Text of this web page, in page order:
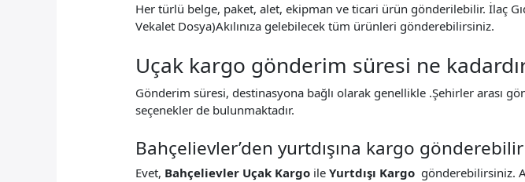
Her türlü belge, paket, alet, ekipman ve ticari ürün gönderilebilir. İlaç
Vekalet Dosya)Akılınıza gelebilecek tüm ürünleri gönderebilirsiniz.
Uçak kargo gönderim süresi ne
Gönderim süresi, destinasyona bağlı olarak genellikle .Şehirler arası
seçenekler de bulunmaktadır.
Bahçelievler’den yurtdışına kargo
Evet, Bahçelievler Uçak Kargo ileYurtdışı Kargo gönderebilirsiniz.